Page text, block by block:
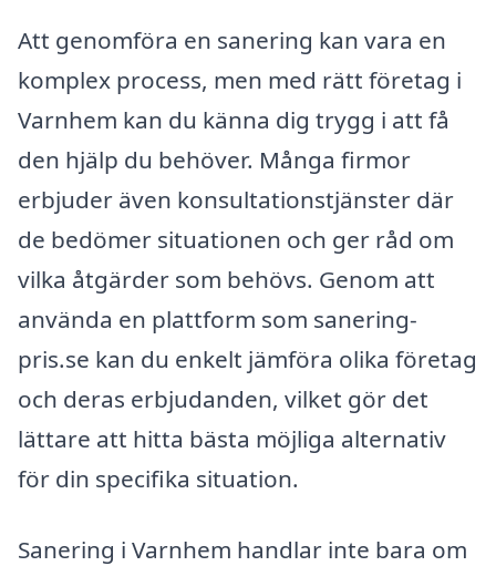
Att genomföra en sanering kan vara en
komplex process, men med rätt företag i
Varnhem kan du känna dig trygg i att få
den hjälp du behöver. Många firmor
erbjuder även konsultationstjänster där
de bedömer situationen och ger råd om
vilka åtgärder som behövs. Genom att
använda en plattform som sanering-
pris.se kan du enkelt jämföra olika företag
och deras erbjudanden, vilket gör det
lättare att hitta bästa möjliga alternativ
för din specifika situation.
Sanering i Varnhem handlar inte bara om